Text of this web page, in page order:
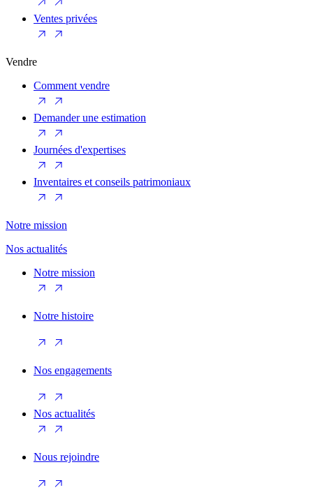
Ventes privées
Vendre
Comment vendre
Demander une estimation
Journées d'expertises
Inventaires et conseils patrimoniaux
Notre mission
Nos actualités
Notre mission
Notre histoire
Nos engagements
Nos actualités
Nous rejoindre